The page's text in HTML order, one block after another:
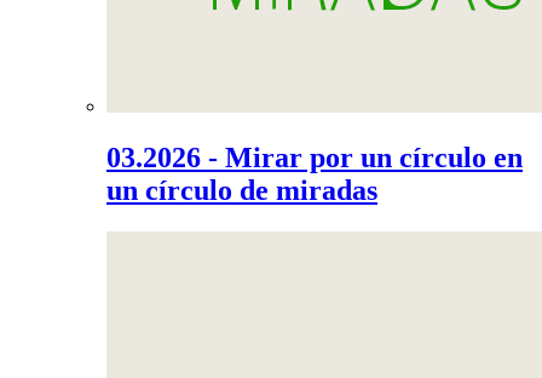
03.2026 - Mirar por un círculo en
un círculo de miradas